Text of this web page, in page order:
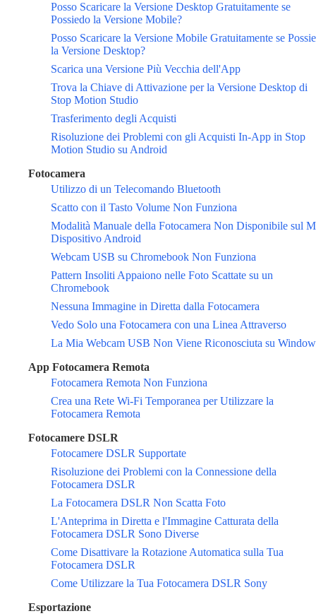
Posso Scaricare la Versione Desktop Gratuitamente se
Possiedo la Versione Mobile?
Posso Scaricare la Versione Mobile Gratuitamente se
la Versione Desktop?
Scarica una Versione Più Vecchia dell'App
Trova la Chiave di Attivazione per la Versione Desktop di
Stop Motion Studio
Trasferimento degli Acquisti
Risoluzione dei Problemi con gli Acquisti In-App in Stop
Motion Studio su Android
Fotocamera
Utilizzo di un Telecomando Bluetooth
Scatto con il Tasto Volume Non Funziona
Modalità Manuale della Fotocamera Non Disponibile sul
Dispositivo Android
Webcam USB su Chromebook Non Funziona
Pattern Insoliti Appaiono nelle Foto Scattate su un
Chromebook
Nessuna Immagine in Diretta dalla Fotocamera
Vedo Solo una Fotocamera con una Linea Attraverso
La Mia Webcam USB Non Viene Riconosciuta su
App Fotocamera Remota
Fotocamera Remota Non Funziona
Crea una Rete Wi-Fi Temporanea per Utilizzare la
Fotocamera Remota
Fotocamere DSLR
Fotocamere DSLR Supportate
Risoluzione dei Problemi con la Connessione della
Fotocamera DSLR
La Fotocamera DSLR Non Scatta Foto
L'Anteprima in Diretta e l'Immagine Catturata della
Fotocamera DSLR Sono Diverse
Come Disattivare la Rotazione Automatica sulla Tua
Fotocamera DSLR
Come Utilizzare la Tua Fotocamera DSLR Sony
Esportazione